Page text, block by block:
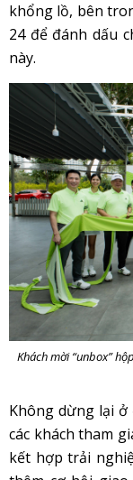
khổng lồ, bên
24 để đánh dấu
này.
Khách mời “unbox”
Không dừng lại
các khách tham
kết hợp trải